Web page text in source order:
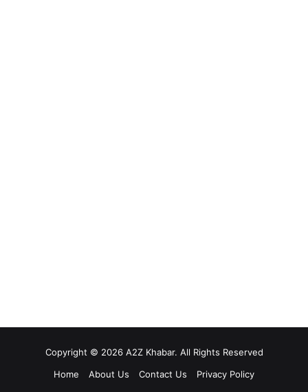
Copyright © 2026 A2Z Khabar. All Rights Reserved
Home
About Us Contact Us Privacy Policy